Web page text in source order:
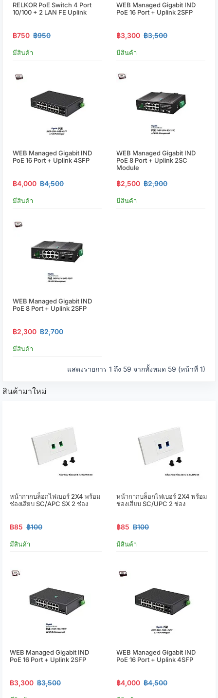
RELKOR PoE Switch 4 Port
10/100 + 2 LAN FE Uplink
฿750 ฿950
มีสินค้า
WEB Managed Gigabit IND
PoE 16 Port + Uplink 2SFP
฿3,300 ฿3,500
มีสินค้า
WEB Managed Gigabit IND
PoE 16 Port + Uplink 4SFP
฿4,000 ฿4,500
มีสินค้า
WEB Managed Gigabit IND
PoE 8 Port + Uplink 2SC
Module
฿2,500 ฿2,900
มีสินค้า
WEB Managed Gigabit IND
PoE 8 Port + Uplink 2SFP
฿2,300 ฿2,700
มีสินค้า
แสดงรายการ 1 ถึง 59 จากทั้งหมด 59 (หน้าที่ 1)
สินค้ามาใหม่
หน้ากากบล็อกไฟเบอร์ 2X4 พร้อม
ช่องเสียบ SC/APC SX 2 ช่อง
฿85 ฿100
มีสินค้า
หน้ากากบล็อกไฟเบอร์ 2X4 พร้อม
ช่องเสียบ SC/UPC 2 ช่อง
฿85 ฿100
มีสินค้า
WEB Managed Gigabit IND
PoE 16 Port + Uplink 2SFP
฿3,300 ฿3,500
WEB Managed Gigabit IND
PoE 16 Port + Uplink 4SFP
฿4,000 ฿4,500